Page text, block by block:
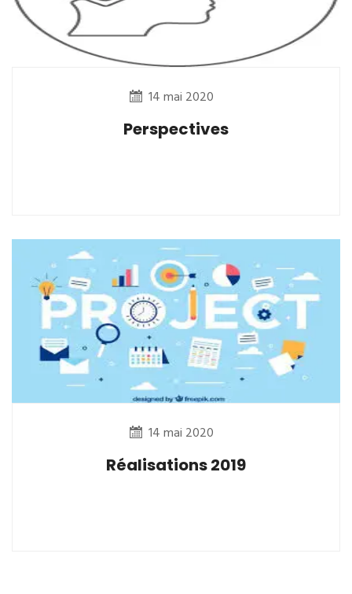
14 mai 2020
Perspectives
14 mai 2020
Réalisations 2019